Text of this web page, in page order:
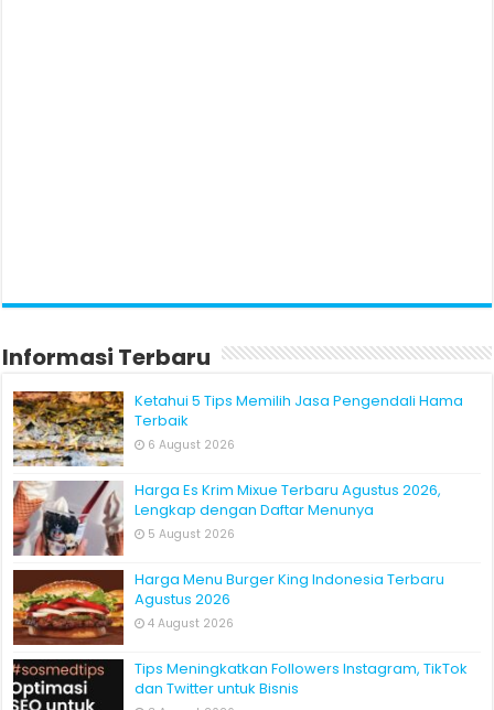
Informasi Terbaru
Ketahui 5 Tips Memilih Jasa Pengendali Hama
Terbaik
6 August 2026
Harga Es Krim Mixue Terbaru Agustus 2026,
Lengkap dengan Daftar Menunya
5 August 2026
Harga Menu Burger King Indonesia Terbaru
Agustus 2026
4 August 2026
Tips Meningkatkan Followers Instagram, TikTok
dan Twitter untuk Bisnis